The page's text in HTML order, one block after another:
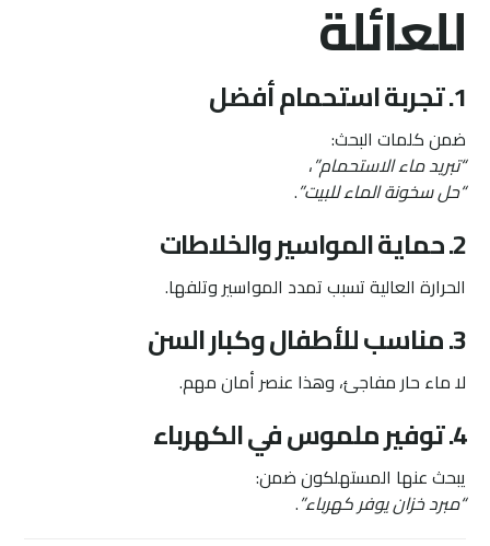
للعائلة
1. تجربة استحمام أفضل
ضمن كلمات البحث:
“تبريد ماء الاستحمام”،
“حل سخونة الماء للبيت”.
2. حماية المواسير والخلاطات
الحرارة العالية تسبب تمدد المواسير وتلفها.
3. مناسب للأطفال وكبار السن
لا ماء حار مفاجئ، وهذا عنصر أمان مهم.
4. توفير ملموس في الكهرباء
يبحث عنها المستهلكون ضمن:
“مبرد خزان يوفر كهرباء”.